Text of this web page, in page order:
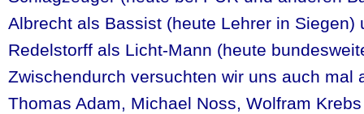
Albrecht als Bassist (heute Lehrer in Siegen)
Redelstorff als Licht-Mann (heute
Zwischendurch versuchten wir uns auch mal
Thomas Adam, Michael Noss, Wolfram